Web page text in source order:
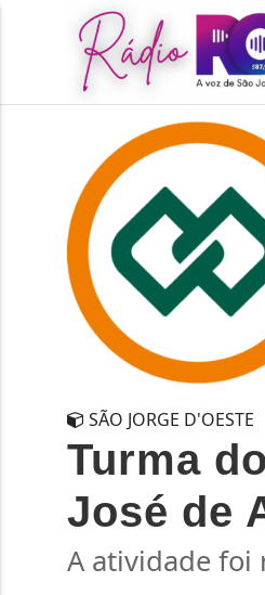
SÃO JORGE D'OESTE
Turma
José de
A atividade foi